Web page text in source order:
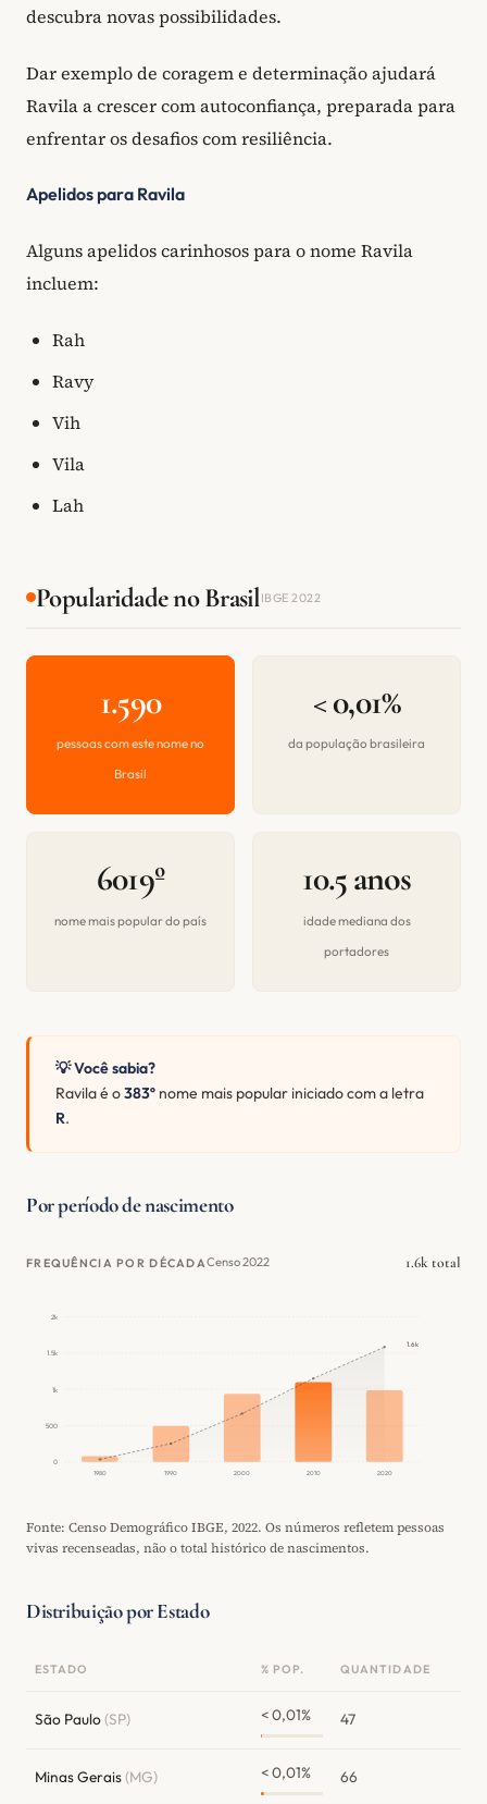
descubra novas possibilidades.
Dar exemplo de coragem e determinação ajudará
Ravila a crescer com autoconfiança, preparada para
enfrentar os desafios com resiliência.
Apelidos para Ravila
Alguns apelidos carinhosos para o nome Ravila
incluem:
Rah
Ravy
Vih
Vila
Lah
Popularidade no BrasilIBGE 2022
1.590
pessoas com este nome no
Brasil
< 0,01%
da população brasileira
6019º
nome mais popular do país
10.5 anos
idade mediana dos
portadores
💡 Você sabia?
Ravila é o383º nome mais popular iniciado com a letra
R.
Por período de nascimento
FREQUÊNCIA POR DÉCADACenso 2022 1.6k total
0
500
1k
1.5k
2k
1980 1990 2000 2010 2020
1.6k
Fonte: Censo Demográfico IBGE, 2022. Os números refletem pessoas
vivas recenseadas, não o total histórico de nascimentos.
Distribuição por Estado
ESTADO % POP. QUANTIDADE
São Paulo(SP) < 0,01% 47
Minas Gerais(MG) < 0,01% 66